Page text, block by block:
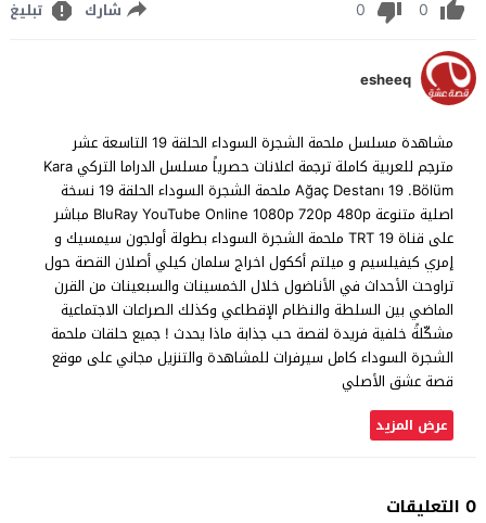
0
0 شارك تبليغ
esheeq
مشاهدة مسلسل ملحمة الشجرة السوداء الحلقة 19 التاسعة عشر
مترجم للعربية كاملة ترجمة اعلانات حصرياً مسلسل الدراما التركي Kara
Ağaç Destanı 19 .Bölüm ملحمة الشجرة السوداء الحلقة 19 نسخة
اصلية متنوعة BluRay YouTube Online 1080p 720p 480p مباشر
على قناة TRT 19 ملحمة الشجرة السوداء بطولة أولجون سيمسيك و
إمري كيفيلسيم و ميلتم أككول اخراج سلمان كيلي أصلان القصة حول
تراوحت الأحداث في الأناضول خلال الخمسينات والسبعينات من القرن
الماضي بين السلطة والنظام الإقطاعي وكذلك الصراعات الاجتماعية
مشكّلةً خلفية فريدة لقصة حب جذابة ماذا يحدث ! جميع حلقات ملحمة
الشجرة السوداء كامل سيرفرات للمشاهدة والتنزيل مجاني على موقع
قصة عشق الأصلي
عرض المزيد
0 التعليقات